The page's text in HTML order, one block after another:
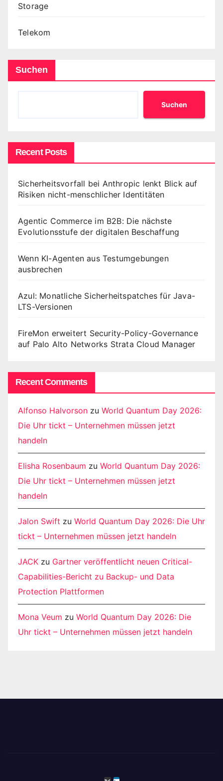
Storage
Telekom
Suchen
Suchen
Recent Posts
Sicherheitsvorfall bei Anthropic lenkt Blick auf
Risiken nicht-menschlicher Identitäten
Agentic Commerce im B2B: Die nächste
Evolutionsstufe der digitalen Beschaffung
Wenn KI-Agenten aus Testumgebungen
ausbrechen
Azul: Monatliche Sicherheitspatches für Java-
LTS-Versionen
FireMon erweitert Security-Policy-Governance
auf Palo Alto Networks Strata Cloud Manager
Recent Comments
Alfonso Halvorson zu World Quantum Day 2026:
Die Uhr tickt – Unternehmen müssen jetzt
handeln
Elisha Rosenbaum zu World Quantum Day 2026:
Die Uhr tickt – Unternehmen müssen jetzt
handeln
Jalon Swift zu World Quantum Day 2026: Die Uhr
tickt – Unternehmen müssen jetzt handeln
JACK zu Gartner veröffentlicht neuen Critical-
Capabilities-Bericht zu Backup- und Data
Protection Plattformen
Mona Veum zu World Quantum Day 2026: Die
Uhr tickt – Unternehmen müssen jetzt handeln